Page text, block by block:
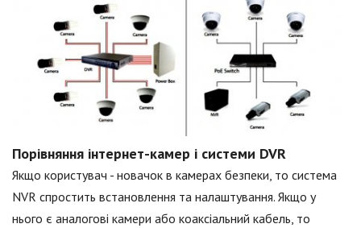
Порівняння інтернет-камер і системи DVR
Якщо користувач - новачок в камерах безпеки, то система
NVR спростить встановлення та налаштування. Якщо у
нього є аналогові камери або коаксіальний кабель, то